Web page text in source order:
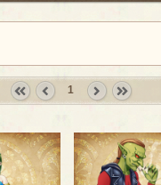
first prev
1
›
»